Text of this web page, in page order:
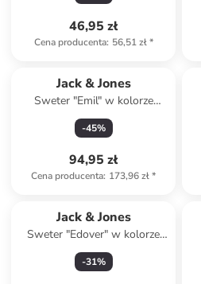
46,95 zł
Cena producenta: 56,51 zł*
Jack & Jones
Sweter "Emil" w kolorze
czarnym
-45%
94,95 zł
Cena producenta: 173,96 zł*
Jack & Jones
Sweter "Edover" w kolorze
granatowym
-31%